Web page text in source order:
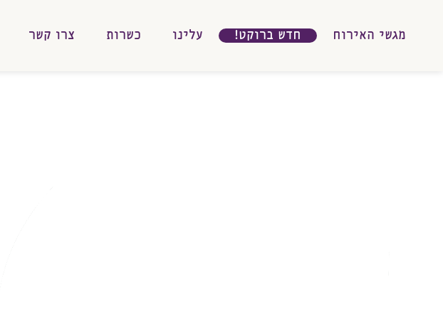
מגשי האירוח חדש ברוקט! עלינו כשרות צרו קשר